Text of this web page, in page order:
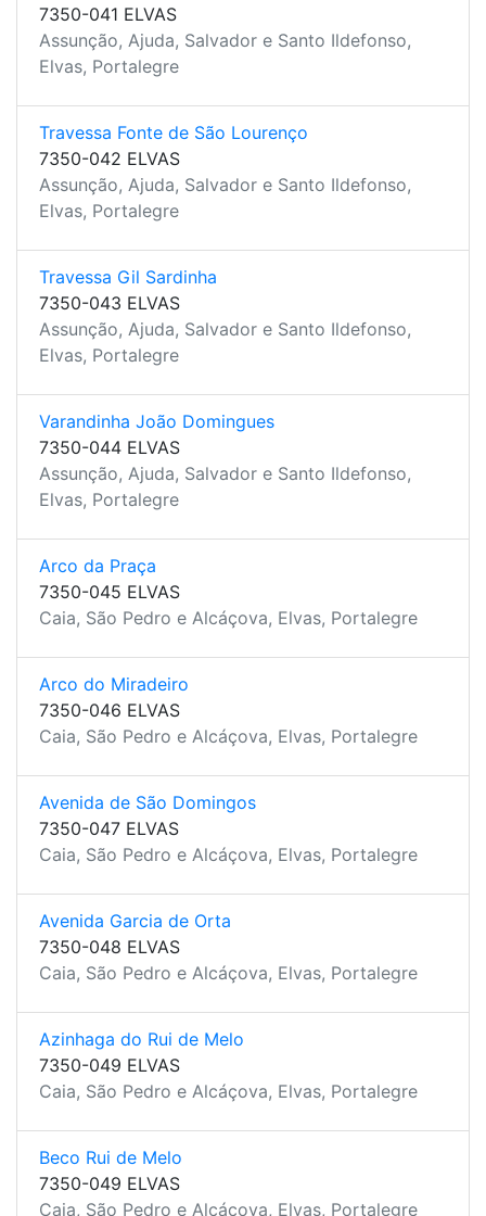
7350-041 ELVAS
Assunção, Ajuda, Salvador e Santo Ildefonso,
Elvas, Portalegre
Travessa Fonte de São Lourenço
7350-042 ELVAS
Assunção, Ajuda, Salvador e Santo Ildefonso,
Elvas, Portalegre
Travessa Gil Sardinha
7350-043 ELVAS
Assunção, Ajuda, Salvador e Santo Ildefonso,
Elvas, Portalegre
Varandinha João Domingues
7350-044 ELVAS
Assunção, Ajuda, Salvador e Santo Ildefonso,
Elvas, Portalegre
Arco da Praça
7350-045 ELVAS
Caia, São Pedro e Alcáçova, Elvas, Portalegre
Arco do Miradeiro
7350-046 ELVAS
Caia, São Pedro e Alcáçova, Elvas, Portalegre
Avenida de São Domingos
7350-047 ELVAS
Caia, São Pedro e Alcáçova, Elvas, Portalegre
Avenida Garcia de Orta
7350-048 ELVAS
Caia, São Pedro e Alcáçova, Elvas, Portalegre
Azinhaga do Rui de Melo
7350-049 ELVAS
Caia, São Pedro e Alcáçova, Elvas, Portalegre
Beco Rui de Melo
7350-049 ELVAS
Caia, São Pedro e Alcáçova, Elvas, Portalegre